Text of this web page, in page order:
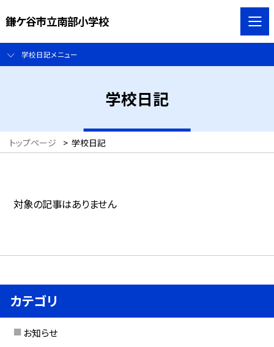
鎌ケ谷市立南部小学校
学校日記メニュー
学校日記
トップページ > 学校日記
対象の記事はありません
カテゴリ
お知らせ